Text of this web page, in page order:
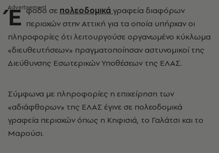
Έ φοδο σε πολεοδομικά γραφεία διαφόρων
περιοχών στην Αττική για τα οποία υπήρχαν οι
πληροφορίες ότι λειτουργούσε οργανωμένο κύκλωμα
«διευθευτήσεων» πραγματοποίησαν αστυνομικοί της
Διεύθυνσης Εσωτερικών Υποθέσεων της ΕΛΑΣ.
Σύμφωνα με πληροφορίες η επιχείρηση των
«αδιάφθορων» της ΕΛΑΣ έγινε σε πολεοδομικά
γραφεία περιοχών όπως η Κηφισιά, το Γαλάτσι και το
Μαρούσι.